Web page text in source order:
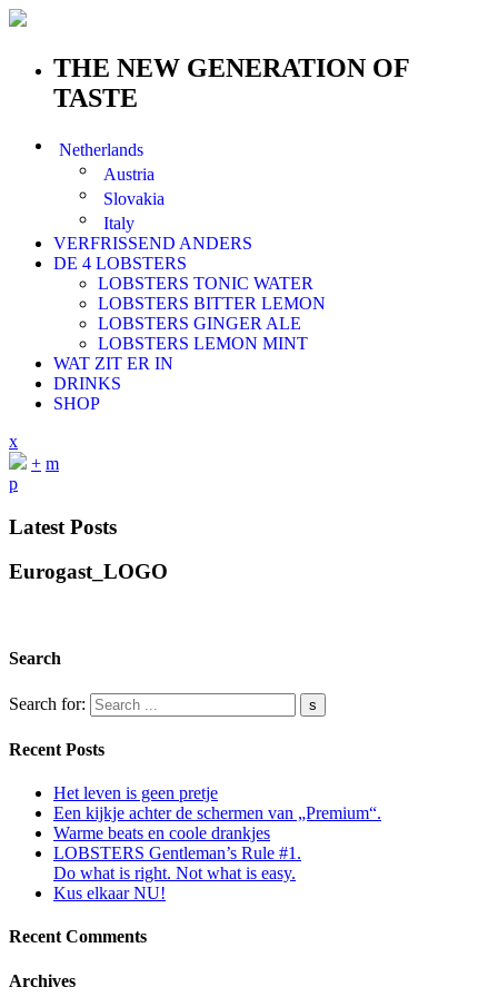
THE NEW GENERATION OF
TASTE
Netherlands
Austria
Slovakia
Italy
VERFRISSEND ANDERS
DE 4 LOBSTERS
LOBSTERS TONIC WATER
LOBSTERS BITTER LEMON
LOBSTERS GINGER ALE
LOBSTERS LEMON MINT
WAT ZIT ER IN
DRINKS
SHOP
x
+ m
p
Latest Posts
Eurogast_LOGO
Search
Search for:
Recent Posts
Het leven is geen pretje
Een kijkje achter de schermen van „Premium“.
Warme beats en coole drankjes
LOBSTERS Gentleman’s Rule #1.
Do what is right. Not what is easy.
Kus elkaar NU!
Recent Comments
Archives